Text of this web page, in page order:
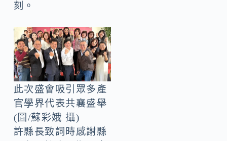
刻。
此次盛會吸引眾多產
官學界代表共襄盛舉
(圖/蘇彩娥 攝)
許縣長致詞時感謝縣